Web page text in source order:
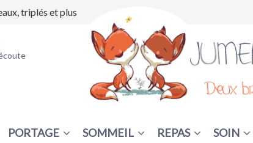
triplés et plus
PORTAGE SOMMEIL REPAS SOIN